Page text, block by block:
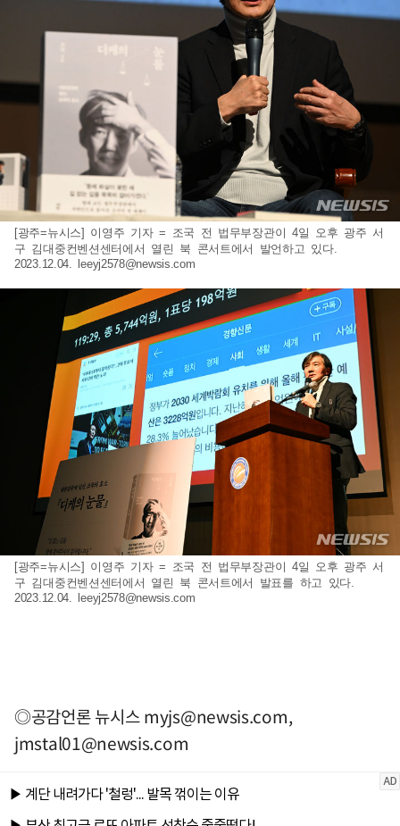
[광주=뉴시스] 이영주 기자 = 조국 전 법무부장관이 4일 오후 광주 서
구 김대중컨벤션센터에서 열린 북 콘서트에서 발언하고 있다.
2023.12.04.
leeyj2578@newsis.com
[광주=뉴시스] 이영주 기자 = 조국 전 법무부장관이 4일 오후 광주 서
구 김대중컨벤션센터에서 열린 북 콘서트에서 발표를 하고 있다.
2023.12.04.
leeyj2578@newsis.com
◎공감언론 뉴시스myjs@newsis.com,
jmstal01@newsis.com